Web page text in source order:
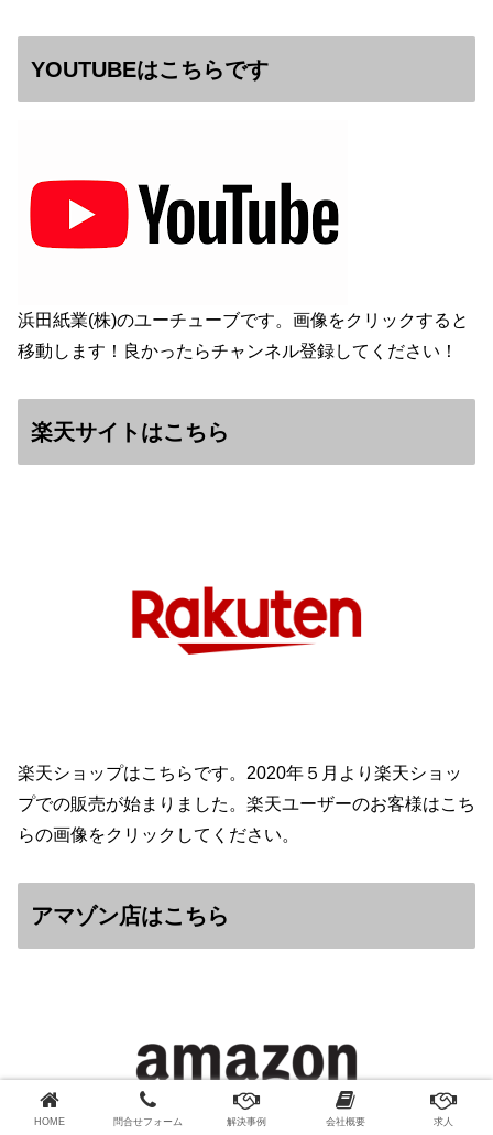
YOUTUBEはこちらです
浜田紙業(株)のユーチューブです。画像をクリックすると
移動します！良かったらチャンネル登録してください！
楽天サイトはこちら
楽天ショップはこちらです。2020年５月より楽天ショッ
プでの販売が始まりました。楽天ユーザーのお客様はこち
らの画像をクリックしてください。
アマゾン店はこちら
HOME 問合せフォーム 解決事例 会社概要 求人